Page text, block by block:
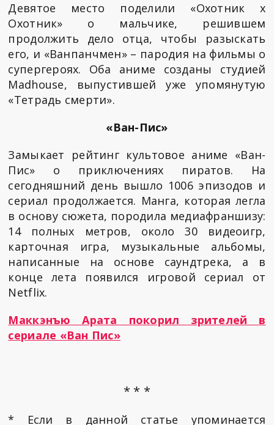
Девятое место поделили «Охотник х
Охотник» о мальчике, решившем
продолжить дело отца, чтобы разыскать
его, и «Ванпанчмен» – пародия на фильмы о
супергероях. Оба аниме созданы студией
Madhouse, выпустившей уже упомянутую
«Тетрадь смерти».
«Ван-Пис»
Замыкает рейтинг культовое аниме «Ван-
Пис» о приключениях пиратов. На
сегодняшний день вышло 1006 эпизодов и
сериал продолжается. Манга, которая легла
в основу сюжета, породила медиафраншизу:
14 полных метров, около 30 видеоигр,
карточная игра, музыкальные альбомы,
написанные на основе саундтрека, а в
конце лета появился игровой сериал от
Netflix.
Маккэнъю Арата покорил зрителей в
сериале «Ван Пис»
* * *
* Если в данной статье упоминается